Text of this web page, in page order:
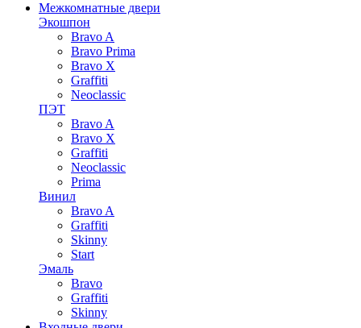
Межкомнатные двери
Экошпон
Bravo A
Bravo Prima
Bravo X
Graffiti
Neoclassic
ПЭТ
Bravo A
Bravo X
Graffiti
Neoclassic
Prima
Винил
Bravo A
Graffiti
Skinny
Start
Эмаль
Bravo
Graffiti
Skinny